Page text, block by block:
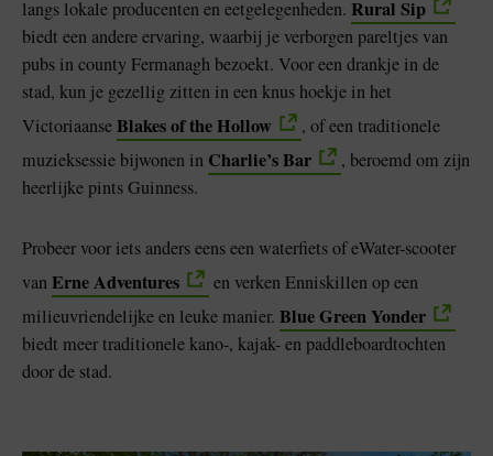
langs lokale producenten en eetgelegenheden. Rural Sip
biedt een andere ervaring, waarbij je verborgen pareltjes van
pubs in county Fermanagh bezoekt. Voor een drankje in de
stad, kun je gezellig zitten in een knus hoekje in het
VictoriaanseBlakes of the Hollow
, of een traditionele
muzieksessie bijwonen in Charlie’s Bar
, beroemd om zijn
heerlijke pints Guinness.
Probeer voor iets anders eens een waterfiets of eWater-scooter
vanErne Adventures
en verken Enniskillen op een
milieuvriendelijke en leuke manier. Blue Green Yonder
biedt meer traditionele kano-, kajak- en paddleboardtochten
door de stad.